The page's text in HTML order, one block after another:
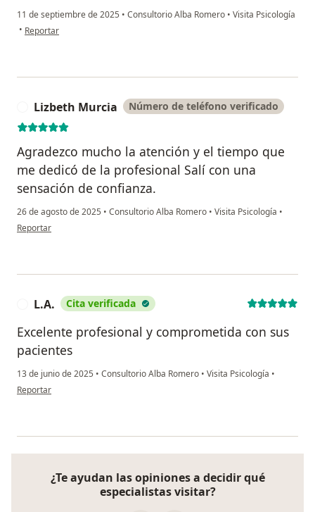
11 de septiembre de 2025 • Consultorio Alba Romero • Visita Psicología
• en opinión del usuario Martha
Reportar
Lizbeth Murcia Número de teléfono verificado
Agradezco mucho la atención y el tiempo que
me dedicó de la profesional Salí con una
sensación de confianza.
26 de agosto de 2025 • Consultorio Alba Romero • Visita Psicología •
en opinión del usuario Lizbeth Murcia
Reportar
L.A. Cita verificada
Excelente profesional y comprometida con sus
pacientes
13 de junio de 2025 • Consultorio Alba Romero • Visita Psicología •
en opinión del usuario L.A.
Reportar
¿Te ayudan las opiniones a decidir qué
especialistas visitar?